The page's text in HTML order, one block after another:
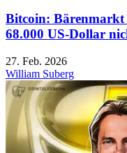
Bitcoin:
68.000 US-Dollar
27. Feb. 2026
William Suberg